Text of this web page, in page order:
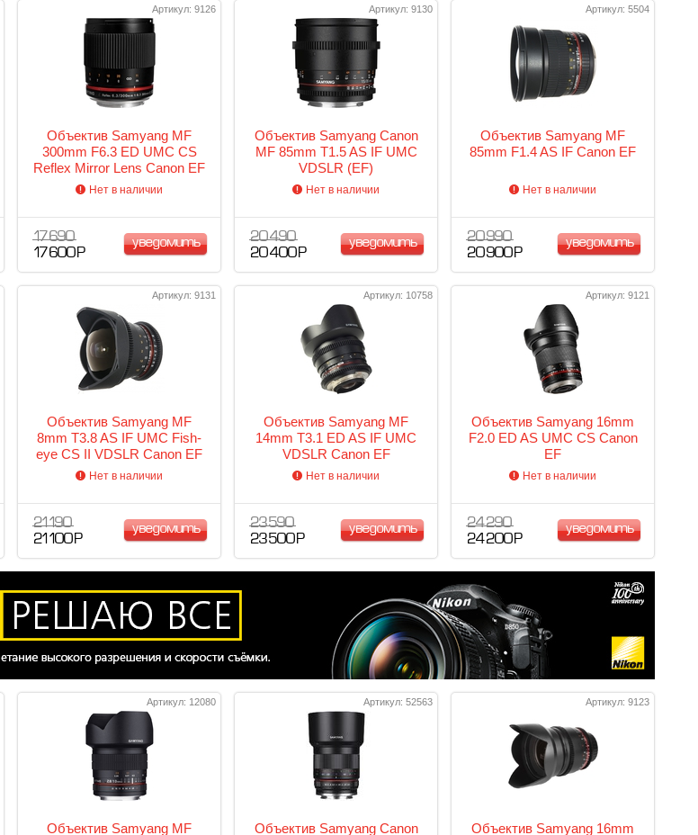
Артикул: 9126
Объектив Samyang MF
300mm F6.3 ED UMC CS
Reflex Mirror Lens Canon EF
Нет в наличии
17 690
17 600 Р
уведомить
Артикул: 9130
Объектив Samyang Canon
MF 85mm T1.5 AS IF UMC
VDSLR (EF)
Нет в наличии
20 490
20 400 Р
уведомить
Артикул: 5504
Объектив Samyang MF
85mm F1.4 AS IF Canon EF
Нет в наличии
20 990
20 900 Р
уведомить
Артикул: 9131
Объектив Samyang MF
8mm T3.8 AS IF UMC Fish-
eye CS II VDSLR Canon EF
Нет в наличии
21 190
21 100 Р
уведомить
Артикул: 10758
Объектив Samyang MF
14mm T3.1 ED AS IF UMC
VDSLR Canon EF
Нет в наличии
23 590
23 500 Р
уведомить
Артикул: 9121
Объектив Samyang 16mm
F2.0 ED AS UMC CS Canon
EF
Нет в наличии
24 290
24 200 Р
уведомить
Артикул: 12080
Объектив Samyang MF
Артикул: 52563
Объектив Samyang Canon
Артикул: 9123
Объектив Samyang 16mm